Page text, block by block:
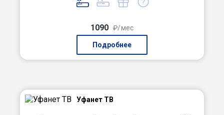
1090 ₽/мес
Подробнее
Уфанет ТВ